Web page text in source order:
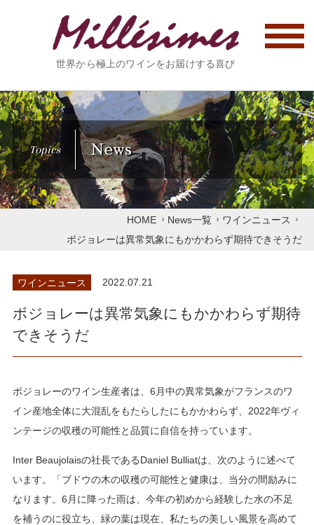
世界から極上のワインをお届けする喜び
Topics News
HOME News一覧
ワインニュース
ボジョレーは異常気象にもかかわらず期待できそうだ
ワインニュース 2022.07.21
ボジョレーは異常気象にもかかわらず期待
できそうだ
ボジョレーのワイン生産者は、6月中の異常気象がフランスのワ
イン産地全体に大混乱をもたらしたにもかかわらず、2022年ヴィ
ンテージの収穫の可能性と品質に自信を持っています。
Inter Beaujolaisの社長であるDaniel Bulliatは、次のように述べて
います。「ブドウの木の収穫の可能性と健康は、当分の間励みに
なります。6月に降った雨は、今年の初めから経験した水の不足
を補うのに役立ち、緑の葉は現在、私たちの美しい風景を高めて